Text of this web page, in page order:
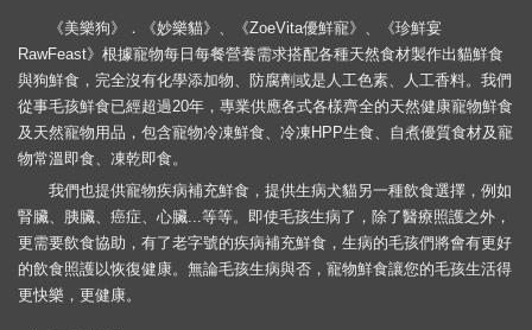
《美樂狗》．《妙樂貓》、《ZoeVita優鮮寵》、《珍鮮宴
RawFeast》根據寵物每日每餐營養需求搭配各種天然食材製作出貓鮮食
與狗鮮食，完全沒有化學添加物、防腐劑或是人工色素、人工香料。我們
從事毛孩鮮食已經超過20年，專業供應各式各樣齊全的天然健康寵物鮮食
及天然寵物用品，包含寵物冷凍鮮食、冷凍HPP生食、自煮優質食材及寵
物常溫即食、凍乾即食。
我們也提供寵物疾病補充鮮食，提供生病犬貓另一種飲食選擇，例如
腎臟、胰臟、癌症、心臟...等等。即使毛孩生病了，除了醫療照護之外，
更需要飲食協助，有了老字號的疾病補充鮮食，生病的毛孩們將會有更好
的飲食照護以恢復健康。無論毛孩生病與否，寵物鮮食讓您的毛孩生活得
更快樂，更健康。